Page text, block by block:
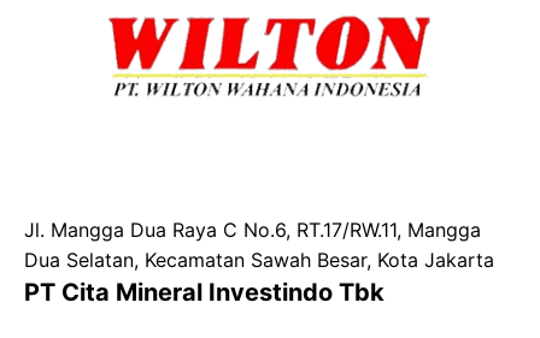
Jl. Mangga Dua Raya C No.6, RT.17/RW.11, Mangga
Dua Selatan, Kecamatan Sawah Besar, Kota Jakarta
PT Cita Mineral Investindo Tbk